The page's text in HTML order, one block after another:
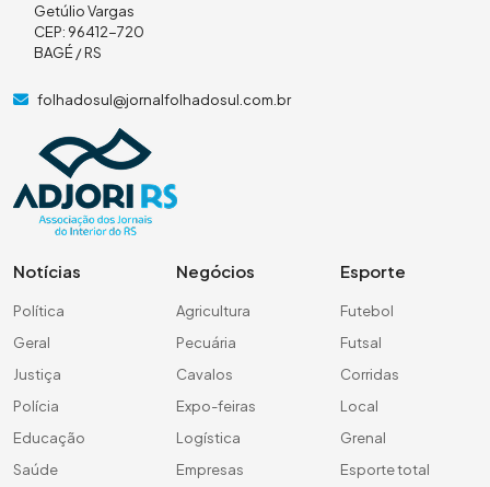
Getúlio Vargas
CEP: 96412-720
BAGÉ / RS
folhadosul@jornalfolhadosul.com.br
Notícias
Política
Geral
Justiça
Polícia
Educação
Saúde
Negócios
Agricultura
Pecuária
Cavalos
Expo-feiras
Logística
Empresas
Esporte
Futebol
Futsal
Corridas
Local
Grenal
Esporte total